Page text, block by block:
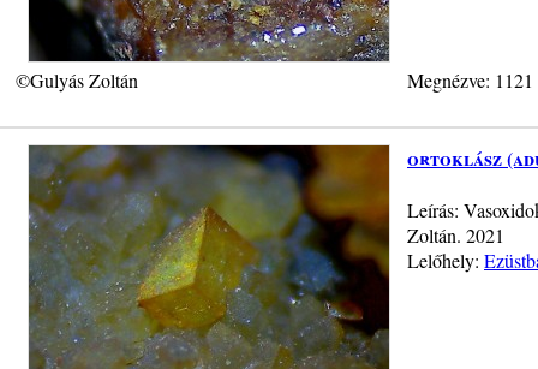
©Gulyás Zoltán Megnézve:
ortoklász
Leírás:
Zoltán. 2021
Lelőhely: